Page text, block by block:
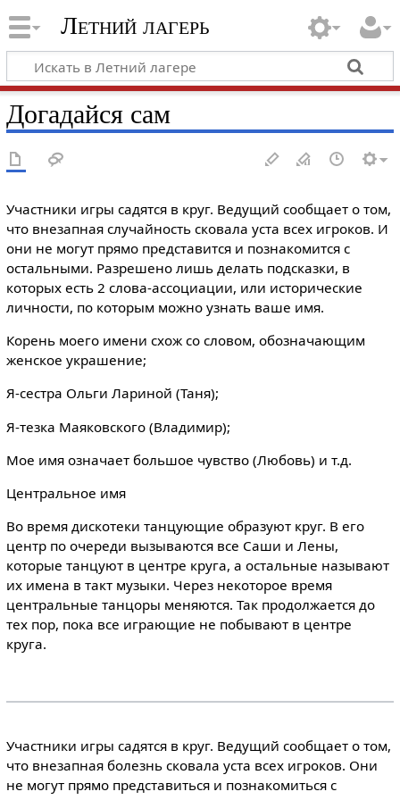
Летний лагерь
Догадайся сам
Участники игры садятся в круг. Ведущий сообщает о том,
что внезапная случайность сковала уста всех игроков. И
они не могут прямо представится и познакомится с
остальными. Разрешено лишь делать подсказки, в
которых есть 2 слова-ассоциации, или исторические
личности, по которым можно узнать ваше имя.
Корень моего имени схож со словом, обозначающим
женское украшение;
Я-сестра Ольги Лариной (Таня);
Я-тезка Маяковского (Владимир);
Мое имя означает большое чувство (Любовь) и т.д.
Центральное имя
Во время дискотеки танцующие образуют круг. В его
центр по очереди вызываются все Саши и Лены,
которые танцуют в центре круга, а остальные называют
их имена в такт музыки. Через некоторое время
центральные танцоры меняются. Так продолжается до
тех пор, пока все играющие не побывают в центре
круга.
Участники игры садятся в круг. Ведущий сообщает о том,
что внезапная болезнь сковала уста всех игроков. Они
не могут прямо представиться и познакомиться с